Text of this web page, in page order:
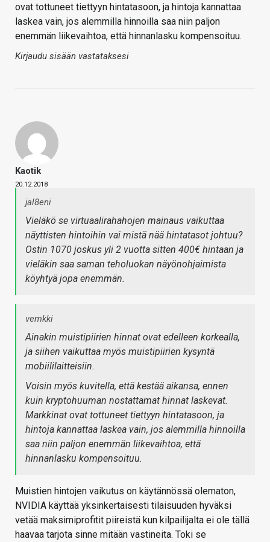
ovat tottuneet tiettyyn hintatasoon, ja hintoja kannattaa
laskea vain, jos alemmilla hinnoilla saa niin paljon
enemmän liikevaihtoa, että hinnanlasku kompensoituu.
Kirjaudu sisään vastataksesi
Kaotik
20.12.2018
jal8eni
Vieläkö se virtuaalirahahojen mainaus vaikuttaa
näyttisten hintoihin vai mistä nää hintatasot johtuu?
Ostin 1070 joskus yli 2 vuotta sitten 400€ hintaan ja
vieläkin saa saman teholuokan näyönohjaimista
köyhtyä jopa enemmän.
vemkki
Ainakin muistipiirien hinnat ovat edelleen korkealla,
ja siihen vaikuttaa myös muistipiirien kysyntä
mobiililaitteisiin.
Voisin myös kuvitella, että kestää aikansa, ennen
kuin kryptohuuman nostattamat hinnat laskevat.
Markkinat ovat tottuneet tiettyyn hintatasoon, ja
hintoja kannattaa laskea vain, jos alemmilla hinnoilla
saa niin paljon enemmän liikevaihtoa, että
hinnanlasku kompensoituu.
Muistien hintojen vaikutus on käytännössä olematon,
NVIDIA käyttää yksinkertaisesti tilaisuuden hyväksi
vetää maksimiprofitit piireistä kun kilpailijalta ei ole tällä
haavaa tarjota sinne mitään vastineita. Toki se